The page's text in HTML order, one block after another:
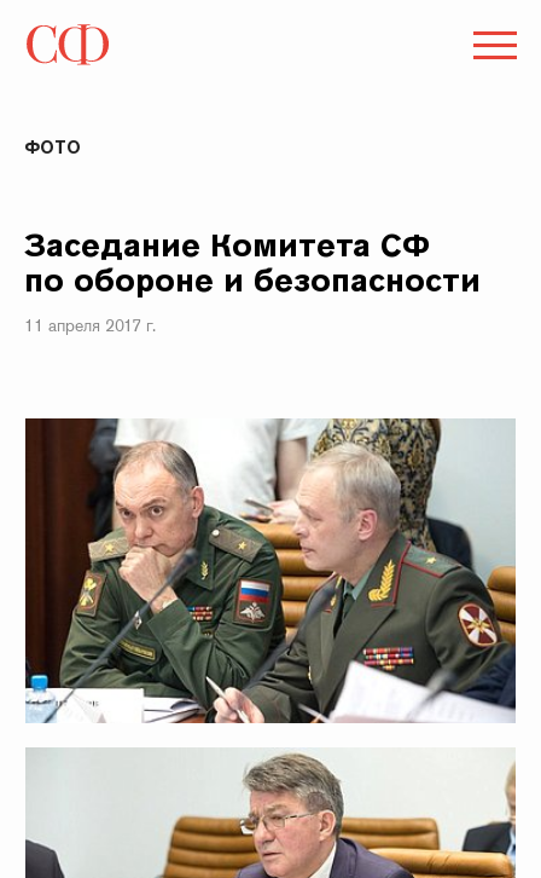
ФОТО
Заседание Комитета СФ
по обороне и безопасности
11 апреля 2017 г.